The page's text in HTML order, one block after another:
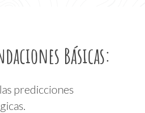
Básicas:
predicciones